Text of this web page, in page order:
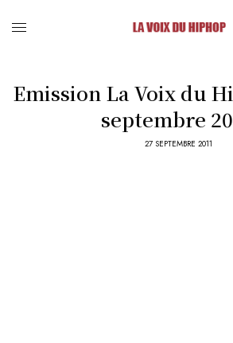
Emission La Voix du
septembre
27 SEPTEMBRE 2011